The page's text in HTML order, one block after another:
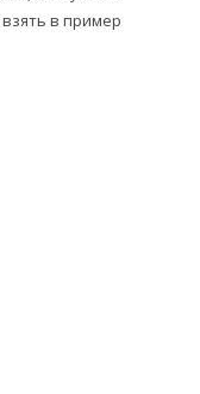
в пример